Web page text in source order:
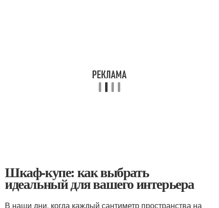
Шкаф-купе: как выбрать
идеальный для вашего интерьера
В наши дни, когда каждый сантиметр пространства на